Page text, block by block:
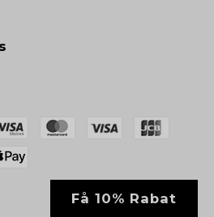
Få 10% Rabat